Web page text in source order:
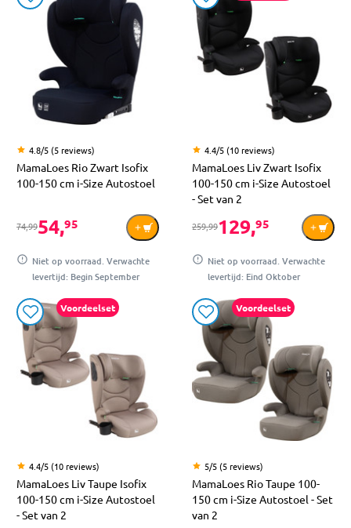
4.8/5 (5 reviews)
MamaLoes Rio Zwart Isofix
100-150 cm i-Size Autostoel
74,9954,95
Niet op voorraad. Verwachte
levertijd: Begin September
4.4/5 (10 reviews)
MamaLoes Liv Zwart Isofix
100-150 cm i-Size Autostoel
- Set van 2
259,99129,95
Niet op voorraad. Verwachte
levertijd: Eind Oktober
Voordeelset
4.4/5 (10 reviews)
MamaLoes Liv Taupe Isofix
100-150 cm i-Size Autostoel
- Set van 2
Voordeelset
5/5 (5 reviews)
MamaLoes Rio Taupe 100-
150 cm i-Size Autostoel - Set
van 2